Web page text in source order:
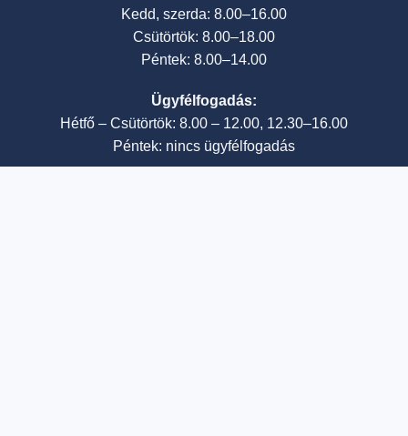
Kedd, szerda: 8.00–16.00
Csütörtök: 8.00–18.00
Péntek: 8.00–14.00
Ügyfélfogadás:
Hétfő – Csütörtök: 8.00 – 12.00, 12.30–16.00
Péntek: nincs ügyfélfogadás